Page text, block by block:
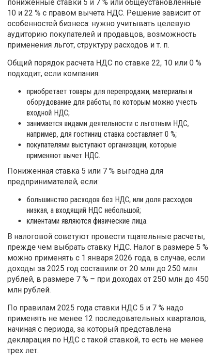
пониженные ставки 5 и 7 % или общеустановленные
10 и 22 % с правом вычета НДС. Решение зависит от
особенностей бизнеса: нужно учитывать целевую
аудиторию покупателей и продавцов, возможность
применения льгот, структуру расходов и т. п.
Общий порядок расчета НДС по ставке 22, 10 или 0 %
подходит, если компания:
приобретает товары для перепродажи, материалы и
оборудование для работы, по которым можно учесть
входной НДС;
занимается видами деятельности с льготным НДС,
например, для гостиниц ставка составляет 0 %;
покупателями выступают организации, которые
применяют вычет НДС.
Пониженная ставка 5 или 7 % выгодна для
предпринимателей, если:
большинство расходов без НДС, или доля расходов
низкая, а входящий НДС небольшой;
клиентами являются физические лица.
В налоговой советуют провести тщательные расчеты,
прежде чем выбрать ставку НДС. Налог в размере 5 %
можно применять с 1 января 2026 года, в случае, если
доходы за 2025 год составили от 20 млн до 250 млн
рублей, в размере 7 % – при доходах от 250 млн до 450
млн рублей.
По правилам 2025 года ставки НДС 5 и 7 % надо
применять не менее 12 последовательных кварталов,
начиная с периода, за который представлена
декларация по НДС с такой ставкой, то есть не менее
трех лет.